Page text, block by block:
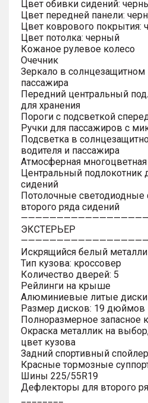
Цвет обивки сидений:
Цвет передней панели:
Цвет коврового покрытия:
Цвет потолка: черный
Кожаное рулевое колесо
Очечник
Зеркало в
пассажира
Передний центральный
для хранения
Пороги с подсветкой
Ручки для пассажиров с
Подсветка в
водителя и пассажира
Атмосферная
Центральный подлокотник
сидений
Потолочные светодиодные
второго ряда сидений
ЭКСТЕРЬЕР
Искрящийся белый
Тип кузова: кроссовер
Количество дверей: 5
Рейлинги на крыше
Алюминиевые литые диски
Размер дисков: 19 дюймов
Полноразмерное запасное
Окраска металлик на
цвет кузова
Задний спортивный спойлер
Красные тормозные
Шины 225/55R19
Дефлекторы для второго